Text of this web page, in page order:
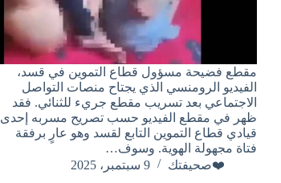
مقطع فضيحة مسؤول قطاع التموين في قسد،
الفيديو الرومنسي الذي يجتاح منصات التواصل
الاجتماعي بعد تسريب مقطع جريء للثنائي. فقد
ظهر في مقطع الفيديو حسب تصريح مسربه إحدى
قيادي قطاع التموين التابع لقسد وهو عارٍ برفقة
فتاة مجهولة الهوية. وسوف…
❤️صحيفتك
9 سبتمبر، 2025